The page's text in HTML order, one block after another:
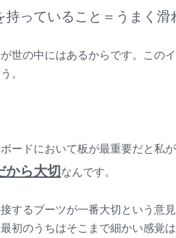
持っていること＝うまく滑
世の中にはあるからです。この
。
ードにおいて板が最重要だと私が
から大切なんです。
するブーツが一番大切という意
初のうちはそこまで細かい感覚